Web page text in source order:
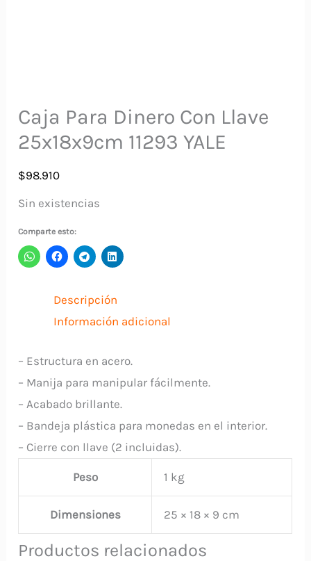
Caja Para Dinero Con Llave
25x18x9cm 11293 YALE
$98.910
Sin existencias
Comparte esto:
Descripción
Información adicional
– Estructura en acero.
– Manija para manipular fácilmente.
– Acabado brillante.
– Bandeja plástica para monedas en el interior.
– Cierre con llave (2 incluidas).
Peso 1 kg
Dimensiones 25 × 18 × 9 cm
Productos relacionados